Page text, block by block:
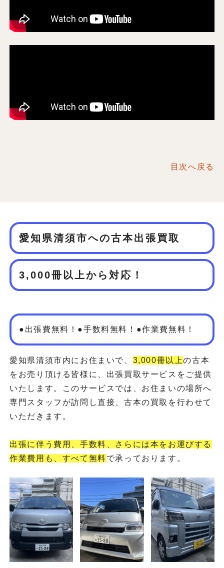
目次へ戻る
愛知県清須市への古本出張買取
3,000冊以上から対応！
●出張費無料！●手数料無料！●作業費無料！
愛知県清須市内にお住まいで、 3,000冊以上の古本
をお売り頂ける皆様に、出張買取サービスをご提供
いたします。このサービスでは、お住まいの場所へ
専門スタッフが訪問し直接、古本の買取を行わせて
いただきます。
出張に伴う費用、手数料、さらには本をお運びする
作業費用も、すべて無料で承っております。